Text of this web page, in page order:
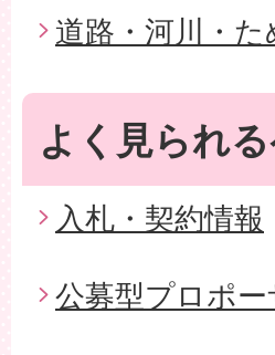
道路・河川・た
よく見られ
入札・契約情報
公募型プロポ